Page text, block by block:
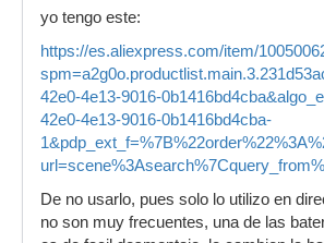
yo tengo este:
https://es.aliexpress.com/item/
42e0-4e13-9016-
42e0-4e13-9016-0b1416bd4cba-
De no usarlo, pues solo lo utilizo en
no son muy frecuentes, una de las